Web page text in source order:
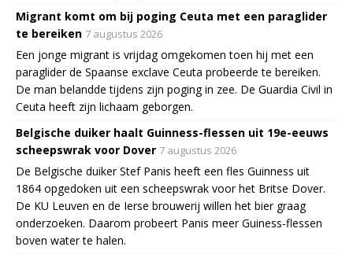
Migrant komt om bij poging Ceuta met een paraglider
te bereiken 7 augustus 2026
Een jonge migrant is vrijdag omgekomen toen hij met een
paraglider de Spaanse exclave Ceuta probeerde te bereiken.
De man belandde tijdens zijn poging in zee. De Guardia Civil in
Ceuta heeft zijn lichaam geborgen.
Belgische duiker haalt Guinness-flessen uit 19e-eeuws
scheepswrak voor Dover 7 augustus 2026
De Belgische duiker Stef Panis heeft een fles Guinness uit
1864 opgedoken uit een scheepswrak voor het Britse Dover.
De KU Leuven en de Ierse brouwerij willen het bier graag
onderzoeken. Daarom probeert Panis meer Guiness-flessen
boven water te halen.